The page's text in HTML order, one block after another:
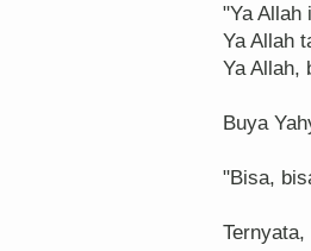
"Ya Allah
Ya Allah
Ya Allah,
Buya
"Bisa,